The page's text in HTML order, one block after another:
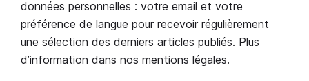
données personnelles : votre email et votre
préférence de langue pour recevoir régulièrement
une sélection des derniers articles publiés. Plus
d’information dans nos mentions légales.